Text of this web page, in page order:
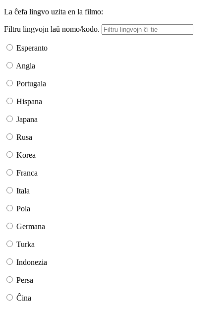
La ĉefa lingvo uzita en la filmo:
Filtru lingvojn laŭ nomo/kodo.
Esperanto
Angla
Portugala
Hispana
Japana
Rusa
Korea
Franca
Itala
Pola
Germana
Turka
Indonezia
Persa
Ĉina